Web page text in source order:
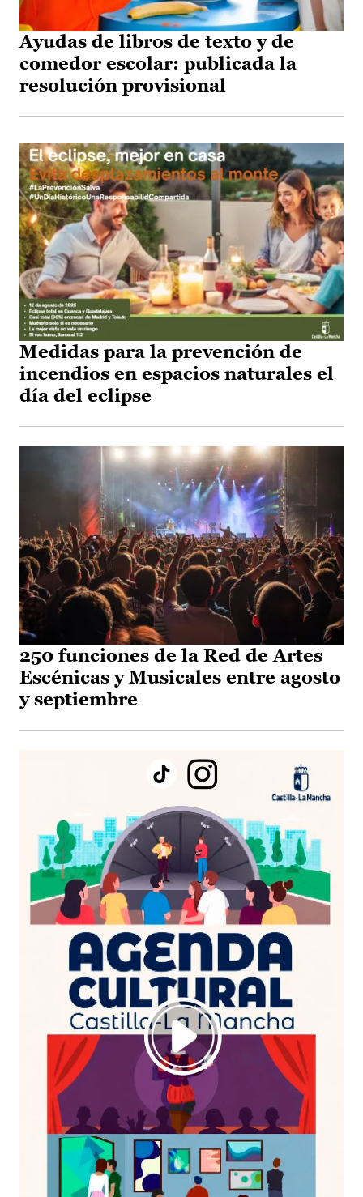
Ayudas de libros de texto y de
comedor escolar: publicada la
resolución provisional
Medidas para la prevención de
incendios en espacios naturales el
día del eclipse
250 funciones de la Red de Artes
Escénicas y Musicales entre agosto
y septiembre